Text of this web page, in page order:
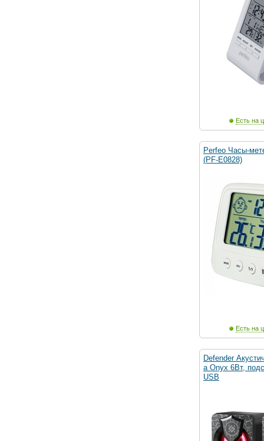
Есть на
Perfeo Часы-
(PF-E0828)
Есть на
Defender
а Onyx 6Вт,
USB